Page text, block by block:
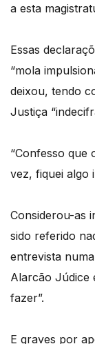
a esta
Essas
“mola
deixou, tendo
Justiça
“Confesso que
vez, fiquei algo
Considerou-as
sido referido
entrevista
Alarcão Júdice
fazer”.
E graves por